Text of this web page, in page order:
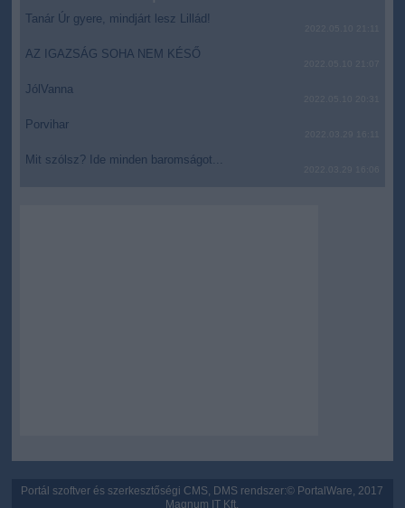
Tanár Úr gyere, mindjárt lesz Lillád!
AZ IGAZSÁG SOHA NEM KÉSŐ
JólVanna
Porvihar
Mit szólsz? Ide minden baromságot...
Portál szoftver és szerkesztőségi CMS, DMS rendszer:© PortalWare, 2017
Magnum IT Kft.